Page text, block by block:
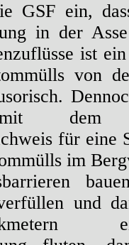
GSF ein,
in der
ist
von
dem
für eine
im
und